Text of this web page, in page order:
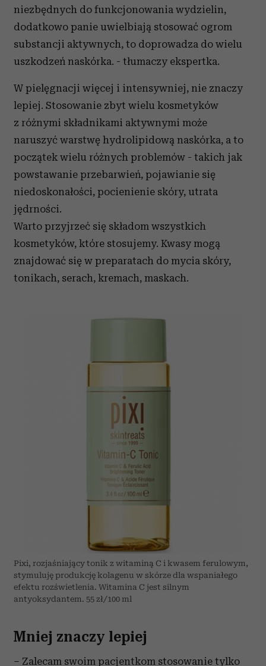
niezbędnych do funkcjonowania wydzielin,
dodatkowo panie uwielbiają stosować ogrom
substancji aktywnych, to doprowadza do wielu
uszkodzeń naskórka. - tłumaczy ekspertka.
W pielęgnacji więcej i intensywniej, nie znaczy
lepiej. Stosowanie zbyt wielu kosmetyków
z różnymi składnikami aktywnymi może
naruszyć warstwę hydrolipidową naskórka, a to
początek wielu różnych problemów - takich jak
powstawanie przebarwień, pojawianie się
niedoskonałości, pocienienie skóry, utrata
jędrności.
Warto przyjrzeć się składom wszystkich
kosmetyków, które stosujemy. Kwasy mogą
znajdować się w preparatach do mycia skóry,
tonikach, serach, kremach, maskach.
Pixi, rozjaśniający tonik z witaminą C i kwasem ferulowym,
stymuluję produkcję kolagenu w skórze dla wspaniałego
efektu rozświetlenia. Witamina C jest silnym
antyoksydantem. 55 zł/100 ml
Mniej znaczy lepiej
– Zalecam swoim pacjentkom stosowanie tylko